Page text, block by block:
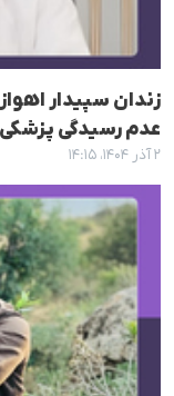
زندان سپیدار
عدم رسیدگی پزشکی
۲ آذر ۱۴۰۴، ۱۴:۱۵